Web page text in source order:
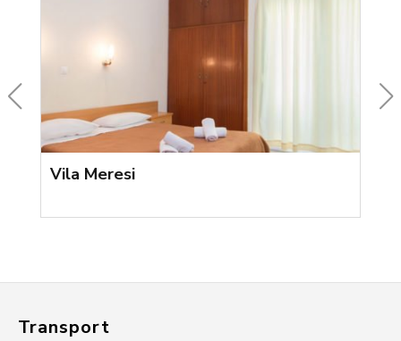
Vila Meresi
Transport